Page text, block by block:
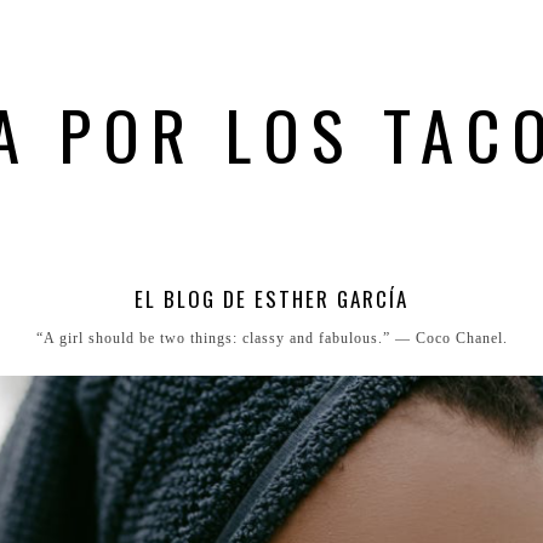
POR LOS
EL BLOG DE ESTHER GARCÍA
“A girl should be two things: classy and fabulous.” ― Coco Chanel.